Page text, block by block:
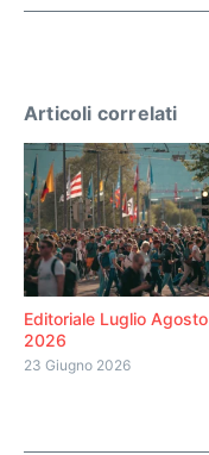
Articoli correlati
Editoriale Luglio Agosto
2026
23 Giugno 2026